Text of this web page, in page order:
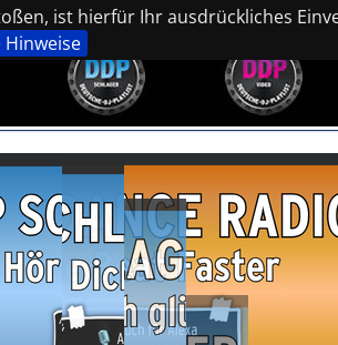
ist hierfür Ihr ausdrückliches